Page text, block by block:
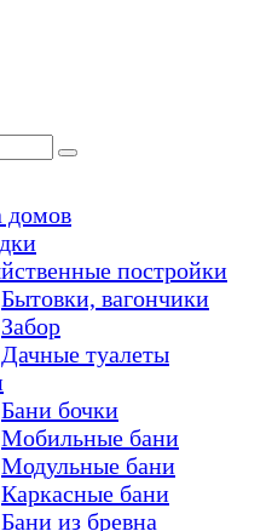
домов
постройки
Бытовки, вагончики
Забор
Дачные туалеты
Бани бочки
Мобильные бани
Модульные бани
Каркасные бани
Бани из бревна